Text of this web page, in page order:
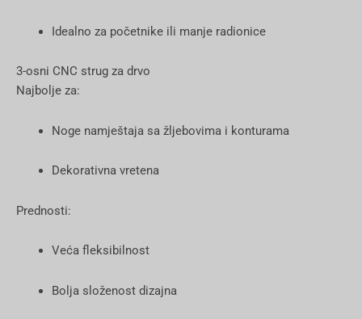
Idealno za početnike ili manje radionice
3-osni CNC strug za drvo
Najbolje za:
Noge namještaja sa žljebovima i konturama
Dekorativna vretena
Prednosti:
Veća fleksibilnost
Bolja složenost dizajna